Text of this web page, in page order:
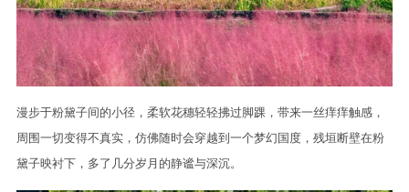
漫步于粉黛子间的小径，柔软花穗轻轻拂过脚踝，带来一丝痒痒触感，
周围一切变得不真实，仿佛随时会穿越到一个梦幻国度，残垣断壁在粉
黛子映衬下，多了几分岁月的静谧与深沉。